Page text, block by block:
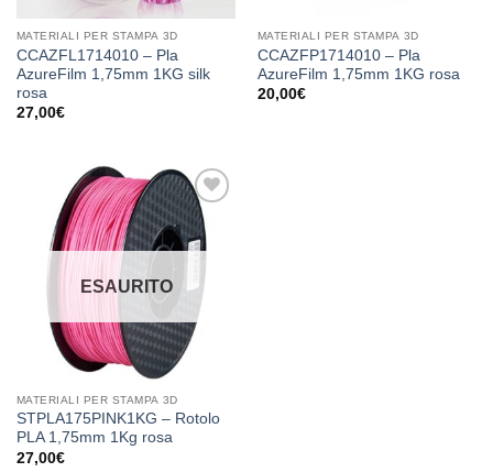
MATERIALI PER STAMPA 3D
CCAZFL1714010 – Pla
AzureFilm 1,75mm 1KG silk
rosa
27,00€
MATERIALI PER STAMPA 3D
CCAZFP1714010 – Pla
AzureFilm 1,75mm 1KG rosa
20,00€
Aggiungi
alla lista
dei
ESAURITO
MATERIALI PER STAMPA 3D
STPLA175PINK1KG – Rotolo
PLA 1,75mm 1Kg rosa
27,00€